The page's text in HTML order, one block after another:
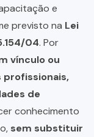
e
previsto na Lei
04. Por
vínculo ou
profissionais,
de
conhecimento
sem substituir